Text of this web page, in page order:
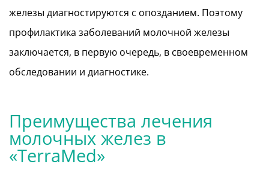
железы диагностируются с опозданием. Поэтому
профилактика заболеваний молочной железы
заключается, в первую очередь, в своевременном
обследовании и диагностике.
Преимущества лечения
молочных желез в
«TerraMed»